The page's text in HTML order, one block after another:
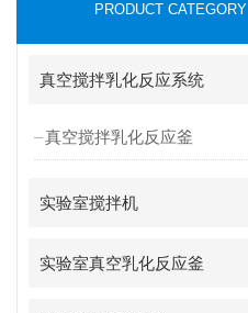
PRODUCT CATEGORY
真空搅拌乳化反应系统
真空搅拌乳化反应釜
实验室搅拌机
实验室真空乳化反应釜